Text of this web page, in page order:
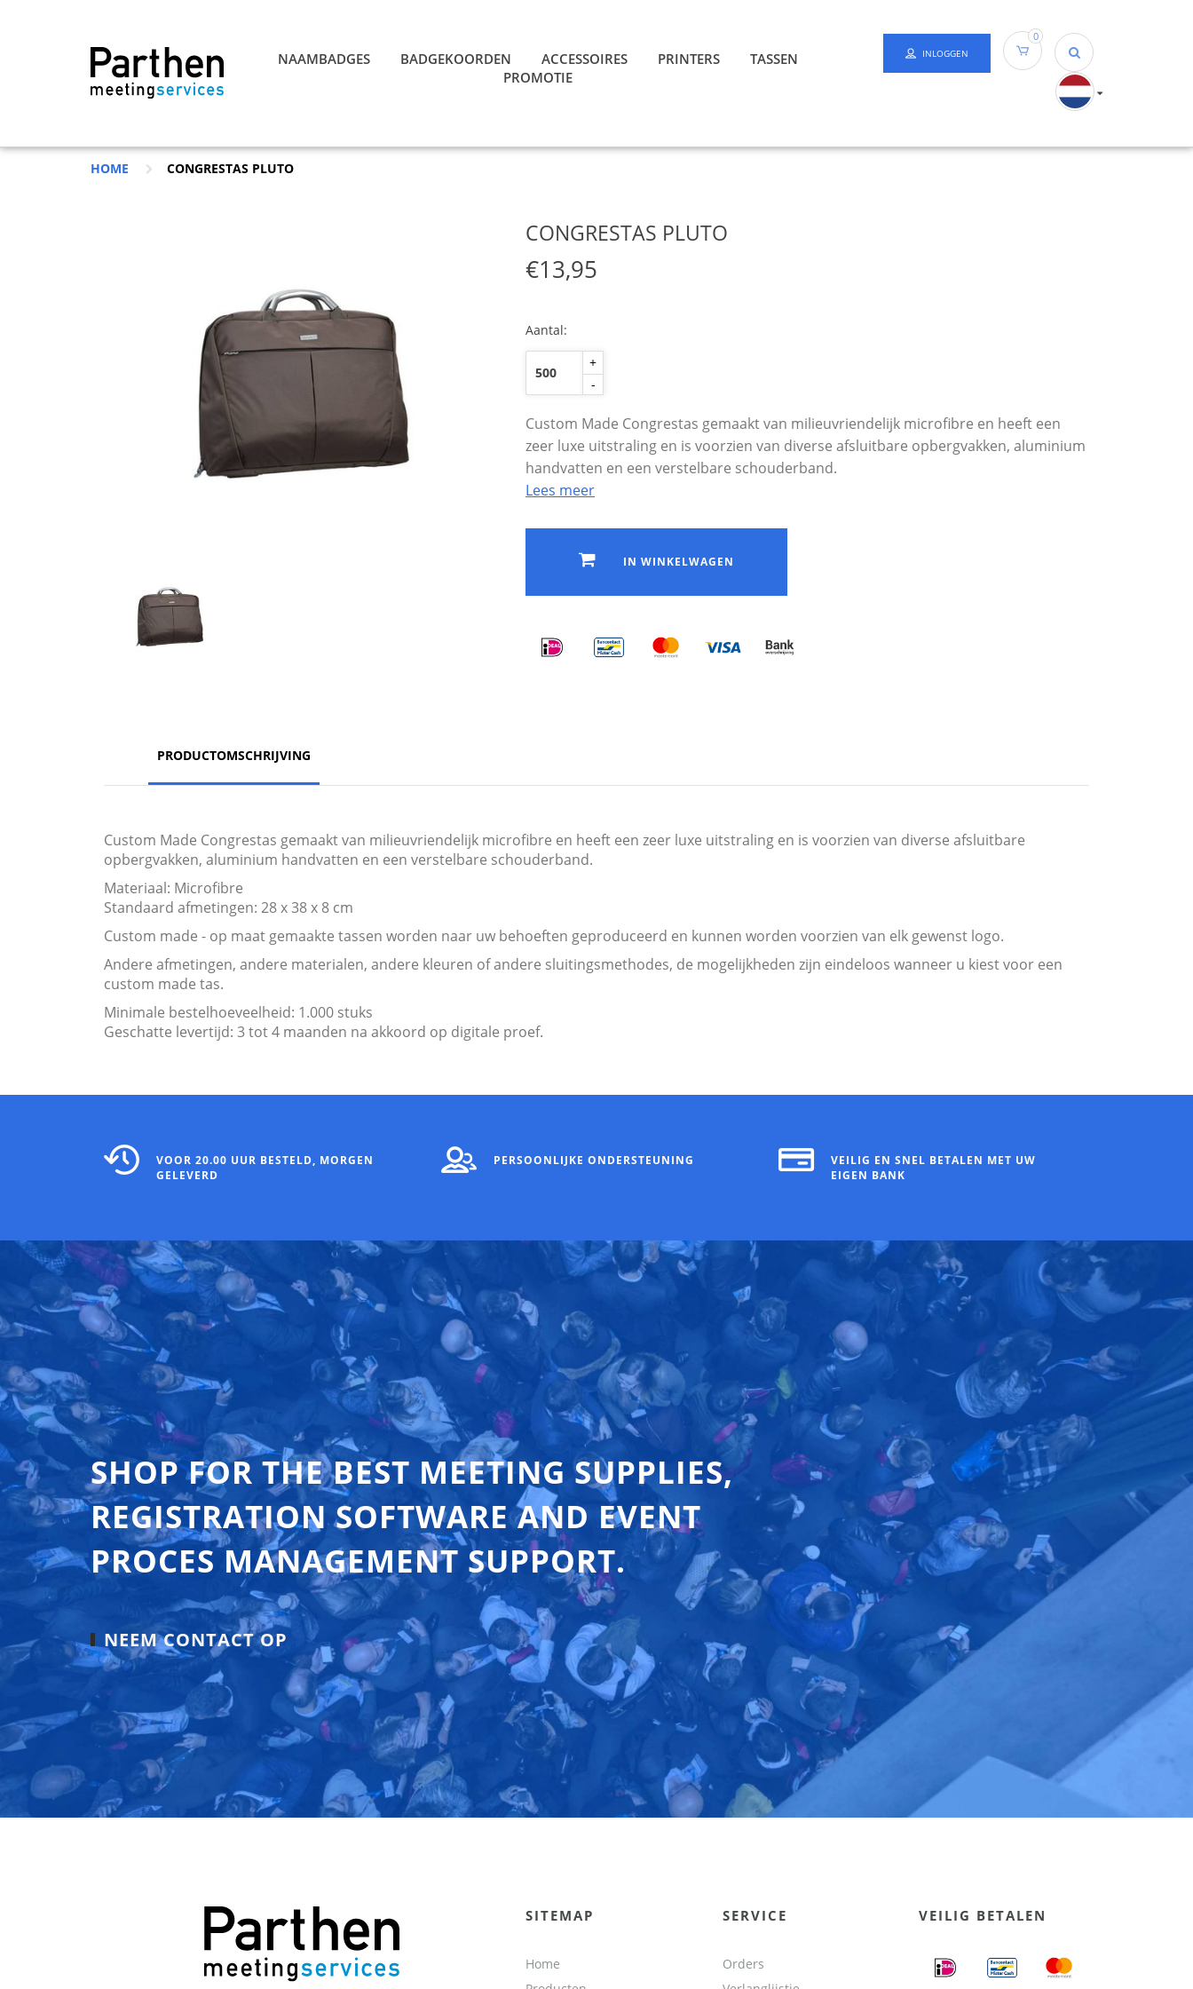
NAAMBADGES BADGEKOORDEN ACCESSOIRES PRINTERS
TASSEN
PROMOTIE
INLOGGEN
0
HOME CONGRESTAS PLUTO
CONGRESTAS PLUTO
€13,95
Aantal:
+
-
Custom Made Congrestas gemaakt van milieuvriendelijk microfibre en heeft een
zeer luxe uitstraling en is voorzien van diverse afsluitbare opbergvakken, aluminium
handvatten en een verstelbare schouderband.
Lees meer
IN WINKELWAGEN
PRODUCTOMSCHRIJVING
Custom Made Congrestas gemaakt van milieuvriendelijk microfibre en heeft een zeer luxe uitstraling en is voorzien van diverse afsluitbare
opbergvakken, aluminium handvatten en een verstelbare schouderband.
Materiaal: Microfibre
Standaard afmetingen: 28 x 38 x 8 cm
Custom made - op maat gemaakte tassen worden naar uw behoeften geproduceerd en kunnen worden voorzien van elk gewenst logo.
Andere afmetingen, andere materialen, andere kleuren of andere sluitingsmethodes, de mogelijkheden zijn eindeloos wanneer u kiest voor een
custom made tas.
Minimale bestelhoeveelheid: 1.000 stuks
Geschatte levertijd: 3 tot 4 maanden na akkoord op digitale proef.
VOOR 20.00 UUR BESTELD, MORGEN
GELEVERD
PERSOONLIJKE ONDERSTEUNING
VEILIG EN SNEL BETALEN MET UW
EIGEN BANK
SHOP FOR THE BEST MEETING SUPPLIES,
REGISTRATION SOFTWARE AND EVENT
PROCES MANAGEMENT SUPPORT.
NEEM CONTACT OP
SITEMAP
Home
SERVICE
Orders
VEILIG BETALEN